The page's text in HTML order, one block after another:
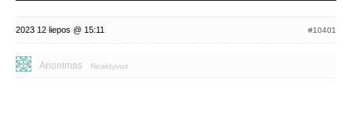
2023 12 liepos @ 15:11 #10401
Anonimas Neaktyvus